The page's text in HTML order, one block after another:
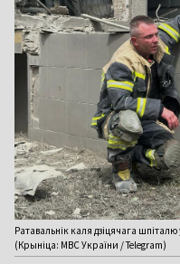
Ратавальнік каля дзіцячага шпіталю
(Крыніца: МВС України / Telegram)